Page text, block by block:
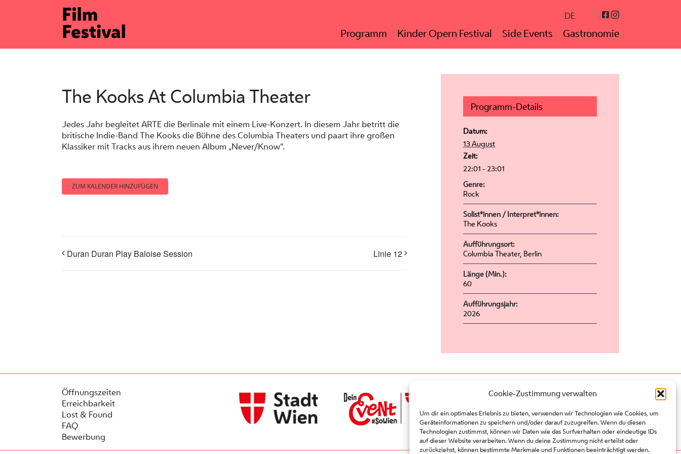
Cookie-Zustimmung verwalten
Um dir ein optimales Erlebnis zu bieten, verwenden wir Technologien wie Cookies, um
Geräteinformationen zu speichern und/oder darauf zuzugreifen. Wenn du diesen
Technologien zustimmst, können wir Daten wie das Surfverhalten oder eindeutige IDs
auf dieser Website verarbeiten. Wenn du deine Zustimmung nicht erteilst oder
zurückziehst, können bestimmte Merkmale und Funktionen beeinträchtigt werden.
DE Facebook
Programm Kinder Opern Festival Side Events Gastronomie
The Kooks At Columbia Theater
Jedes Jahr begleitet ARTE die Berlinale mit einem Live-Konzert. In diesem Jahr betritt die
britische Indie-Band The Kooks die Bühne des Columbia Theaters und paart ihre großen
Klassiker mit Tracks aus ihrem neuen Album „Never/Know“.
ZUM KALENDER HINZUFÜGEN
Duran Duran Play Baloise Session Linie 12
Programm-Details
Datum:
13 August
Zeit:
22:01 - 23:01
Genre:
Rock
Solist*innen / Interpret*innen:
The Kooks
Aufführungsort:
Columbia Theater, Berlin
Länge (Min.):
60
Aufführungsjahr:
2026
Öffnungszeiten
Erreichbarkeit
Lost & Found
FAQ
Bewerbung
Presse
Partner
Platzordnung
Datenschutz